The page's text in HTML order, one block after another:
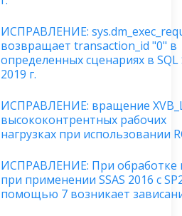
ИСПРАВЛЕНИЕ:
возвращает transaction_id "0" в
определенных сценариях в SQL
2019 г.
ИСПРАВЛЕНИЕ: вращение
высококонтрентных рабочих
нагрузках при использовании
ИСПРАВЛЕНИЕ: При обработке
при применении SSAS 2016 с
помощью 7 возникает